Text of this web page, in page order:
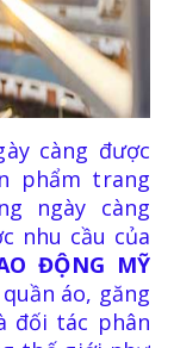
càng được
phẩm trang
ngày càng
nhu cầu của
ĐỘNG MỸ
áo, găng
đối tác phân